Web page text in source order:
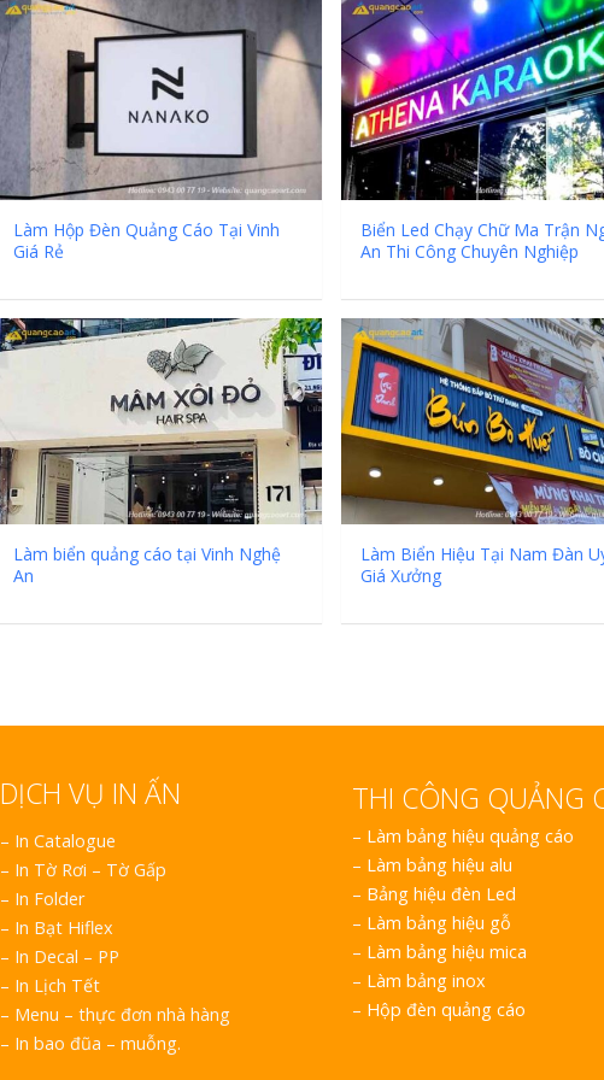
Làm Hộp Đèn Quảng Cáo Tại Vinh
Giá Rẻ
Biển Led Chạy Chữ Ma Trận
An Thi Công Chuyên Nghiệp
Làm biển quảng cáo tại Vinh Nghệ
An
Làm Biển Hiệu Tại Nam Đàn
Giá Xưởng
DỊCH VỤ IN ẤN
– In Catalogue
– In Tờ Rơi – Tờ Gấp
– In Folder
– In Bạt Hiflex
– In Decal – PP
– In Lịch Tết
– Menu – thực đơn nhà hàng
– In bao đũa – muỗng.
THI CÔNG QUẢNG
– Làm bảng hiệu quảng cáo
– Làm bảng hiệu alu
– Bảng hiệu đèn Led
– Làm bảng hiệu gỗ
– Làm bảng hiệu mica
– Làm bảng inox
– Hộp đèn quảng cáo